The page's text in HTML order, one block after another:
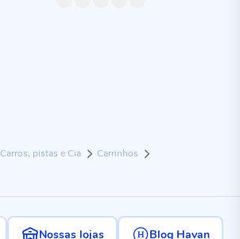
Carros, pistas e Cia Carrinhos
Nossas lojas Blog Havan